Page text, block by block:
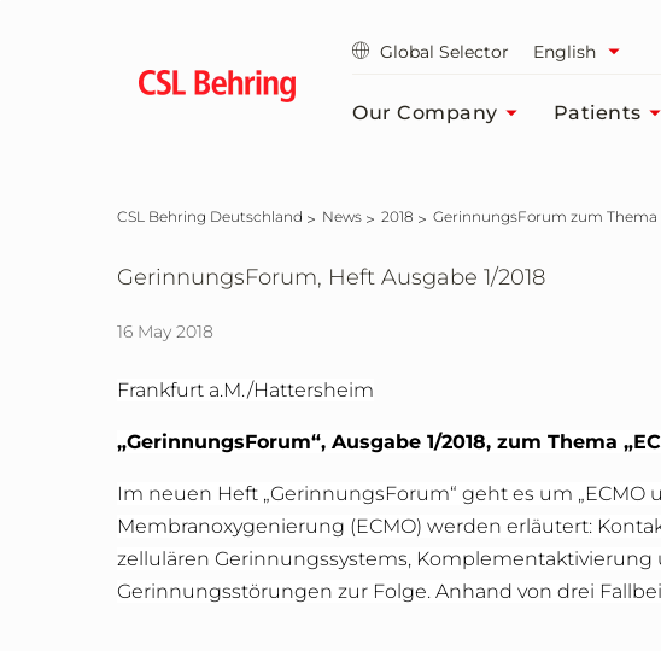
Global Selector English
Our Company Patients
CSL Behring Deutschland News 2018 GerinnungsForum zum
GerinnungsForum, Heft Ausgabe 1/2018
16 May 2018
Frankfurt a.M./Hattersheim
„GerinnungsForum“, Ausgabe 1/2018, zum Thema
Im neuen Heft „GerinnungsForum“ geht es um
Membranoxygenierung (ECMO) werden erläutert:
zellulären Gerinnungssystems,
Gerinnungsstörungen zur Folge. Anhand von drei